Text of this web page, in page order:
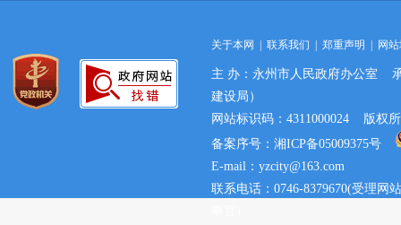
关于本网 联系我们 郑重声明 网
主 办：永州市人民政府办公室
建设局）
网站标识码：4311000024 版权
备案序号：湘ICP备05009375号
E-mail：yzcity@163.com
联系电话：0746-8379670(受理网